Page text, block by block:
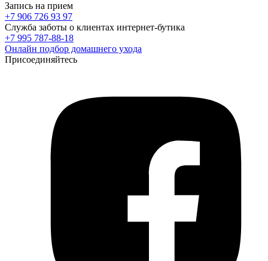
Запись на прием
+7 906 726 93 97
Служба заботы о клиентах интернет-бутика
+7 995 787-88-18
Онлайн подбор домашнего ухода
Присоединяйтесь